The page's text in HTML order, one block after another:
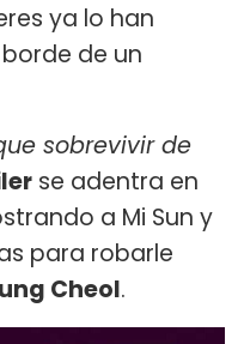
ya lo han
de un
sobrevivir de
se adentra en
a Mi Sun y
para robarle
Cheol.